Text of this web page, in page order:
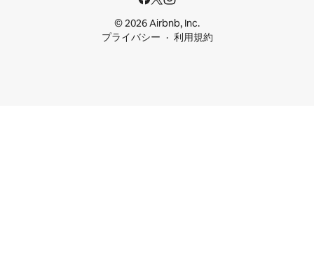
© 2026 Airbnb, Inc.
プライバシー
利用規約